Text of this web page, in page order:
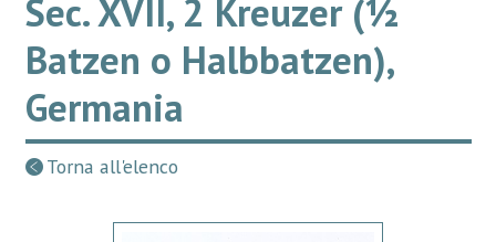
Sec. XVII, 2 Kreuzer (½
Batzen o Halbbatzen),
Germania
Torna all'elenco